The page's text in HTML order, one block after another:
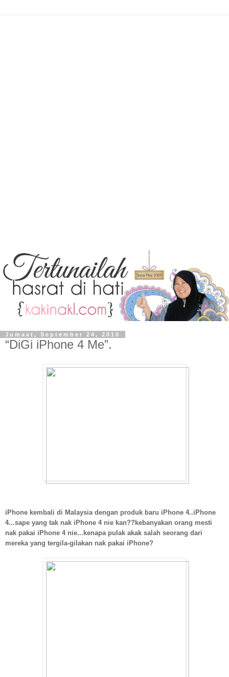
Jumaat, September 24, 2010
“DiGi iPhone 4 Me”.
iPhone kembali di Malaysia dengan produk baru iPhone 4..iPhone
4...sape yang tak nak iPhone 4 nie kan??kebanyakan orang mesti
nak pakai iPhone 4 nie...kenapa pulak akak salah seorang dari
mereka yang tergila-gilakan nak pakai iPhone?